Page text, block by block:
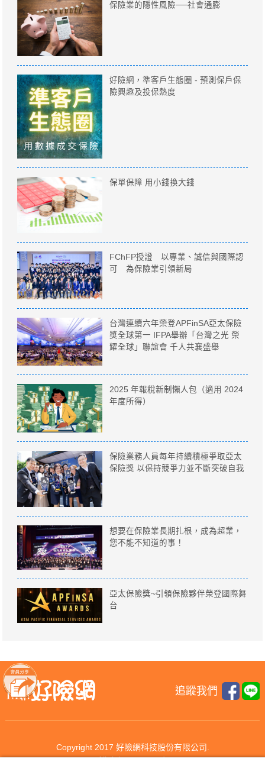
保險業的隱性風險──社會通膨
好險網，準客戶生態圈 - 預測保戶保
險興趣及投保熱度
保單保障 用小錢換大錢
FChFP授證 以專業、誠信與國際認
可 為保險業引領新局
台灣連續六年榮登APFinSA亞太保險
獎全球第一 IFPA舉辦「台灣之光 榮
耀全球」聯誼會 千人共襄盛舉
2025 年報稅新制懶人包（適用 2024
年度所得）
保險業務人員每年持續積極爭取亞太
保險獎 以保持競爭力並不斷突破自我
想要在保險業長期扎根，成為超業，
您不能不知道的事！
亞太保險獎~引領保險夥伴榮登國際舞
台
追蹤我們
Copyright 2017 好險網科技股份有限公司.
All rights reserved.